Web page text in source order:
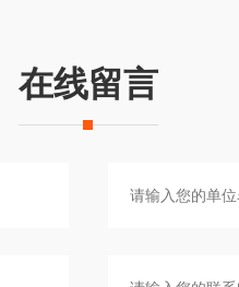
在线留言